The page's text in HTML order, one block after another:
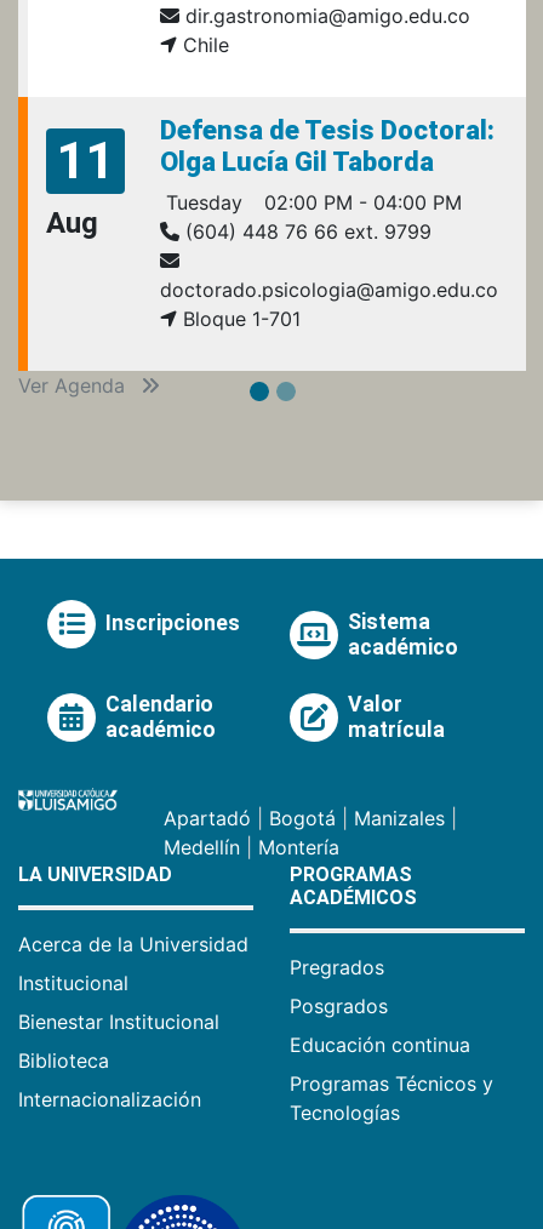
dir.gastronomia@amigo.edu.co
Chile
11
Aug
Defensa de Tesis Doctoral:
Olga Lucía Gil Taborda
Tuesday
02:00 PM - 04:00 PM
(604) 448 76 66 ext. 9799
doctorado.psicologia@amigo.edu.co
Bloque 1-701
Ver Agenda
Inscripciones
Sistema
académico
Calendario
académico
Valor
matrícula
Apartadó Bogotá Manizales
Medellín
Montería
LA UNIVERSIDAD
Acerca de la Universidad
Institucional
Bienestar Institucional
Biblioteca
Internacionalización
PROGRAMAS
ACADÉMICOS
Pregrados
Posgrados
Educación continua
Programas Técnicos y
Tecnologías